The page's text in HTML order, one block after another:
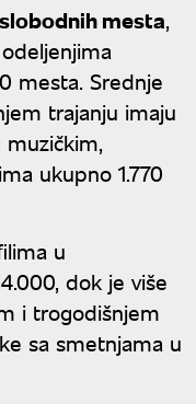
mesta,
mesta. Srednje
trajanju imaju
muzičkim,
ukupno 1.770
u
dok je više
i trogodišnjem
sa smetnjama u